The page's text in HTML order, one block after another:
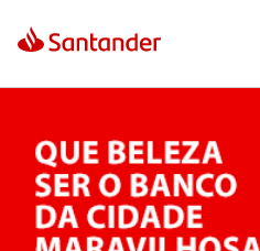
App Santander
App Santander Empresas